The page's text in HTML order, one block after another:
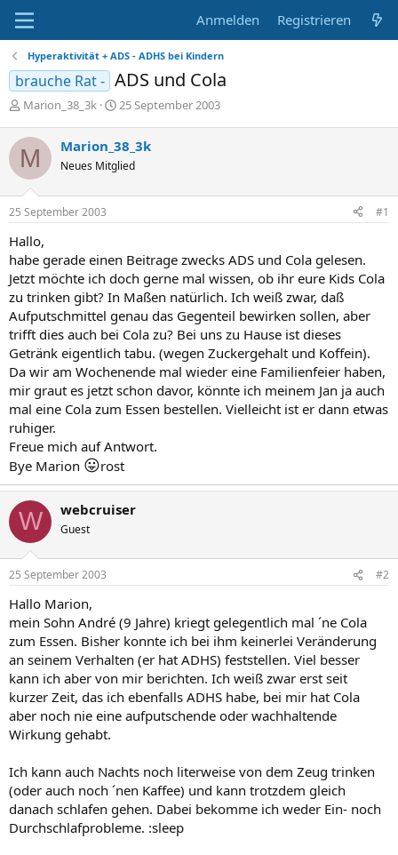
Anmelden Registrieren
Hyperaktivität + ADS - ADHS bei Kindern
brauche Rat - ADS und Cola
E
s
t
e
l
l
e
Marion_38_3k
E
t
e
l
25 September 2003
M Marion_38_3k
Neues Mitglied
25 September 2003 #1
Hallo,
habe gerade einen Beitrage zwecks ADS und Cola gelesen.
Jetzt möchte ich doch gerne mal wissen, ob ihr eure Kids Cola
zu trinken gibt? In Maßen natürlich. Ich weiß zwar, daß
Aufputschmittel genau das Gegenteil bewirken sollen, aber
trifft dies auch bei Cola zu? Bei uns zu Hause ist dieses
Getränk eigentlich tabu. (wegen Zuckergehalt und Koffein).
Da wir am Wochenende mal wieder eine Familienfeier haben,
mir graut es jetzt schon davor, könnte ich meinem Jan ja auch
mal eine Cola zum Essen bestellen. Vielleicht ist er dann etwas
ruhiger.
Freue mich auf Antwort.
Bye Marion 😛rost
W webcruiser
Guest
25 September 2003 #2
Hallo Marion,
mein Sohn André (9 Jahre) kriegt gelegentlich mal ´ne Cola
zum Essen. Bisher konnte ich bei ihm keinerlei Veränderung
an seinem Verhalten (er hat ADHS) feststellen. Viel besser
kann ich aber von mir berichten. Ich weiß zwar erst seit
kurzer Zeit, das ich ebenfalls ADHS habe, bei mir hat Cola
aber noch nie eine aufputschende oder wachhaltende
Wirkung gehabt.
Ich kann auch Nachts noch literweise von dem Zeug trinken
(oder auch noch ´nen Kaffee) und kann trotzdem gleich
danach schlafen gehen. Dabei bekomme ich weder Ein- noch
Durchschlafprobleme. :sleep